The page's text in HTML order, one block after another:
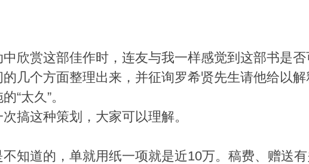
中欣赏这部佳作时，连友与我一样感觉到这部书是
几个方面整理出来，并征询罗希贤先生请他给以解
太久”。
这种策划，大家可以理解。
道的，单就用纸一项就是近10万。稿费、赠送